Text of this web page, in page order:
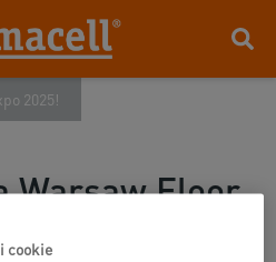
2025!
Warsaw Floor
cookie